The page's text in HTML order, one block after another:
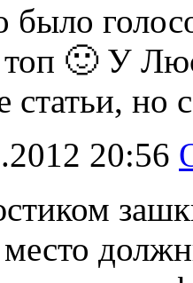
было
🙂 У
статьи, но
20:56